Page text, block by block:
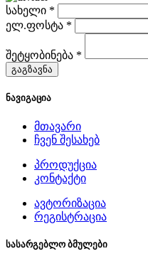
სახელი *
ელ.ფოსტა *
შეტყობინება *
გაგზავნა
ნავიგაცია
მთავარი
ჩვენ შესახებ
პროდუქცია
კონტაქტი
ავტორიზაცია
რეგისტრაცია
სასარგებლო ბმულები